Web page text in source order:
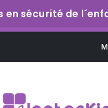
en sécurité de